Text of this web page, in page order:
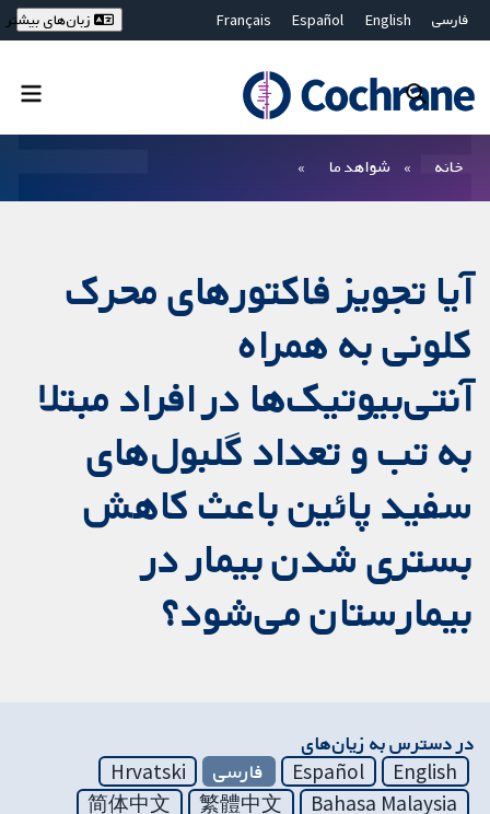
فارسی English
Español
Français
Bahasa Malaysia
ไทย
繁體中文
زبان‌های بیشتر
خانه شواهد ما
آیا تجویز فاکتورهای محرک
کلونی به همراه
آنتی‌بیوتیک‌ها در افراد مبتلا
به تب و تعداد گلبول‌های
سفید پائین باعث کاهش
بستری شدن بیمار در
بیمارستان می‌شود؟
در دسترس به زیان‌های
English
Español فارسی
Hrvatski
Bahasa Malaysia
繁體中文
简体中文